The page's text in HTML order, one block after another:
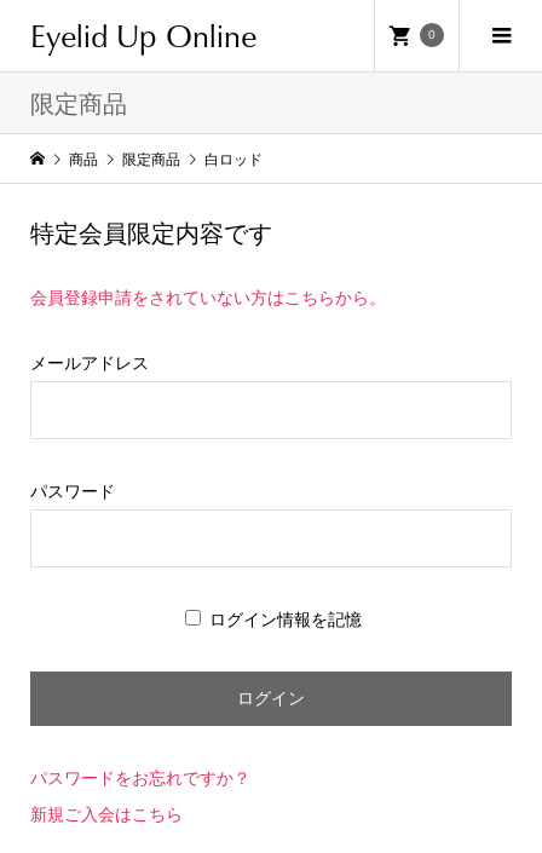
Eyelid Up Online 0
限定商品
商品 限定商品 白ロッド
特定会員限定内容です
会員登録申請をされていない方はこちらから。
メールアドレス
パスワード
ログイン情報を記憶
パスワードをお忘れですか？
新規ご入会はこちら